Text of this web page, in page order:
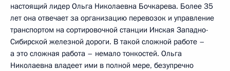
настоящий лидер Ольга Николаевна Бочкарева. Более 35
лет она отвечает за организацию перевозок и управление
транспортом на сортировочной станции Инская Западно-
Сибирской железной дороги. В такой сложной работе –
а это сложная работа – немало тонкостей. Ольга
Николаевна владеет ими в полной мере, безупречно